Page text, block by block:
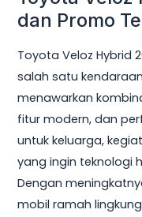
dan Promo
Toyota Veloz Hybrid
salah satu
menawarkan
fitur modern, dan
untuk keluarga,
yang ingin teknologi
Dengan
mobil ramah